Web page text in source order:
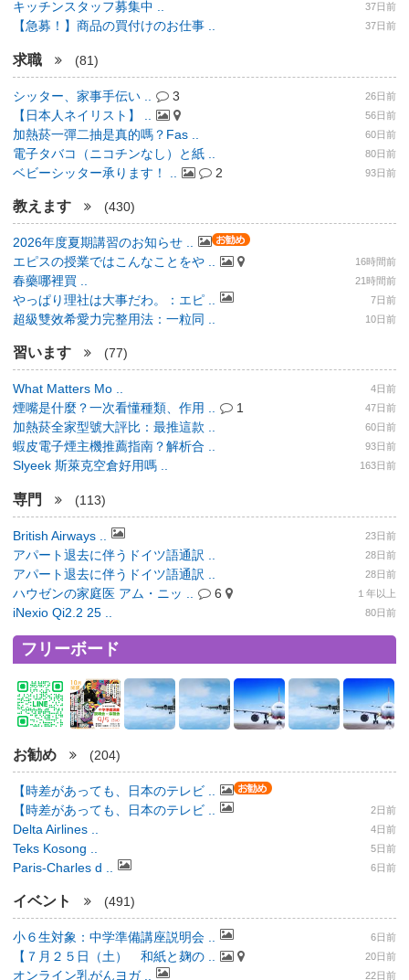
キッチンスタッフ募集中 .. 37日前
【急募！】商品の買付けのお仕事 .. 37日前
求職 (81)
シッター、家事手伝い .. 3 26日前
【日本人ネイリスト】 .. 56日前
加熱菸一彈二抽是真的嗎？Fas .. 60日前
電子タバコ（ニコチンなし）と紙 .. 80日前
ベビーシッター承ります！ .. 2 93日前
教えます (430)
2026年度夏期講習のお知らせ ..
エピスの授業ではこんなことをや ..
16時間前
春藥哪裡買 .. 21時間前
やっぱり理社は大事だわ。：エピ .. 7日前
超級雙效希愛力完整用法：一粒同 .. 10日前
習います (77)
What Matters Mo .. 4日前
煙嘴是什麼？一次看懂種類、作用 .. 1 47日前
加熱菸全家型號大評比：最推這款 .. 60日前
蝦皮電子煙主機推薦指南？解析合 .. 93日前
Slyeek 斯萊克空倉好用嗎 .. 163日前
専門 (113)
British Airways .. 23日前
アパート退去に伴うドイツ語通訳 .. 28日前
アパート退去に伴うドイツ語通訳 .. 28日前
ハウゼンの家庭医 アム・ニッ .. 6 １年以上
iNexio Qi2.2 25 .. 80日前
フリーボード
お勧め (204)
【時差があっても、日本のテレビ ..
【時差があっても、日本のテレビ ..
2日前
Delta Airlines .. 4日前
Teks Kosong .. 5日前
Paris-Charles d .. 6日前
イベント (491)
小６生対象：中学準備講座説明会 .. 6日前
【７月２５日（土） 和紙と麹の .. 20日前
オンライン乳がんヨガ .. 22日前